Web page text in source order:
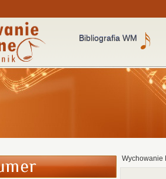
Bibliografia WM
Wychowanie